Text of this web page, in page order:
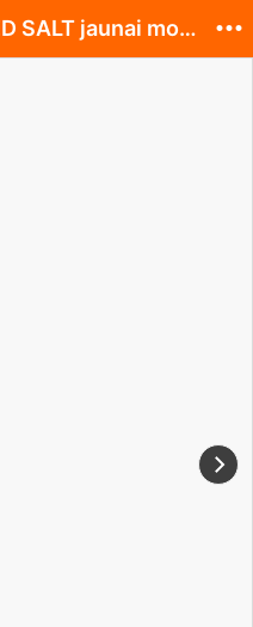
Samsung iedvesmo RED SALT jaunai modes kolekcijai